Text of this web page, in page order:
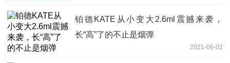
铂德KATE从小变大2.6ml震撼来袭，
长“高”了的不止是烟弹
2021-06-02